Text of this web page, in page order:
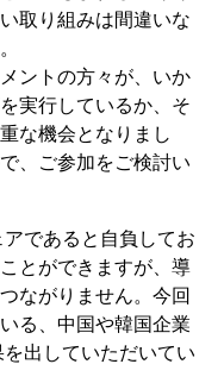
取り組みは間違いな
ントの方々が、いか
実行しているか、そ
な機会となりまし
、ご参加をご検討い
であると自負してお
とができますが、導
ながりません。今回
る、中国や韓国企業
出していただいてい